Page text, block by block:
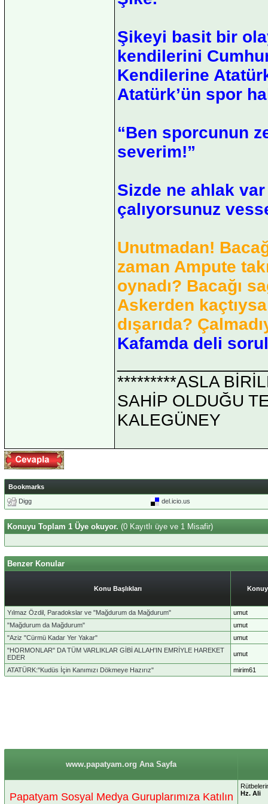
Şikeyi basit bir
kendilerini
Kendilerine
Atatürk’ün spor
“Ben sporcunun
severim!”
Sizde ne ahlak
çalıyorsunuz
Unutmadan!
zaman Ampute
oynadı? Bacağı
Askerden
dışarıda?
Kafamda deli
*********ASLA
SAHİP OLDUĞU
KALEGÜNEY
Bookmarks
Digg
del.icio.us
Konuyu Toplam 1 Üye okuyor. (0 Kayıtlı üye ve 1 Misafir)
Benzer Konular
Konu Başlıkları
Yılmaz Özdil, Paradokslar ve "Mağdurum da Mağdurum"
umut
"Mağdurum da Mağdurum"
umut
"Aziz "Cürmü Kadar Yer Yakar"
umut
"HORMONLAR" DA TÜM VARLIKLAR GİBİ ALLAH'IN EMRİYLE HAREKET
EDER
umut
ATATÜRK:"Kudüs İçin Kanımızı Dökmeye Hazırız" mirim61
www.papatyam.org Ana Sayfa
Papatyam Sosyal Medya Guruplarımıza Katılın
Hz. Ali